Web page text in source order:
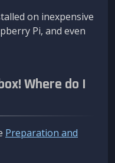
on inexpensive
Pi, and even
Where do I
Preparation and